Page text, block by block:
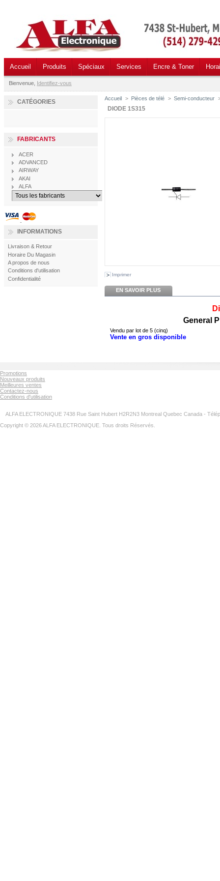
Accueil Produits Spéciaux Services Encre & Toner
Bienvenue, Identifiez-vous
CATÉGORIES
FABRICANTS
ACER
ADVANCED
AIRWAY
AKAI
ALFA
INFORMATIONS
Livraison & Retour
Horaire Du Magasin
A propos de nous
Conditions d'utilisation
Confidentialité
Accueil > Pièces de télé > Semi-conducteur
DIODE 1S315
Imprimer
EN SAVOIR PLUS
General
Vendu par lot de 5 (cinq)
Vente en gros disponible
Promotions
Nouveaux produits
Meilleures ventes
Contactez-nous
Conditions d'utilisation
ALFA ELECTRONIQUE 7438 Rue Saint Hubert H2R2N3 Montreal Quebec Canada -
Copyright © 2026 ALFA ELECTRONIQUE. Tous droits Réservés.